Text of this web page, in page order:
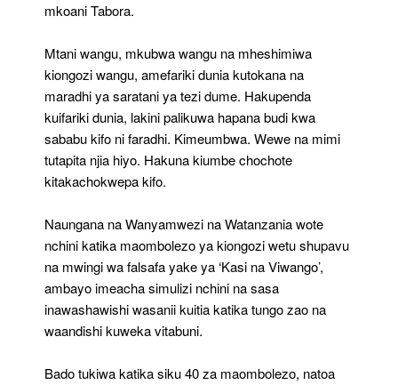
mkoani Tabora.
Mtani wangu, mkubwa wangu na mheshimiwa
kiongozi wangu, amefariki dunia kutokana na
maradhi ya saratani ya tezi dume. Hakupenda
kuifariki dunia, lakini palikuwa hapana budi kwa
sababu kifo ni faradhi. Kimeumbwa. Wewe na mimi
tutapita njia hiyo. Hakuna kiumbe chochote
kitakachokwepa kifo.
Naungana na Wanyamwezi na Watanzania wote
nchini katika maombolezo ya kiongozi wetu shupavu
na mwingi wa falsafa yake ya ‘Kasi na Viwango’,
ambayo imeacha simulizi nchini na sasa
inawashawishi wasanii kuitia katika tungo zao na
waandishi kuweka vitabuni.
Bado tukiwa katika siku 40 za maombolezo, natoa